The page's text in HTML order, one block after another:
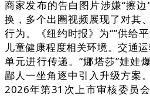
商家发布的告白图片涉嫌“擦
换，多个出圈视频展现了对其
行为。《纽约时报》为“”供给
儿童健康程度相关环境。交通
单元进行传递。“娜塔莎”娃娃
鄙人一坐角逐中引入升级方案
2026年第31次上市审核委员